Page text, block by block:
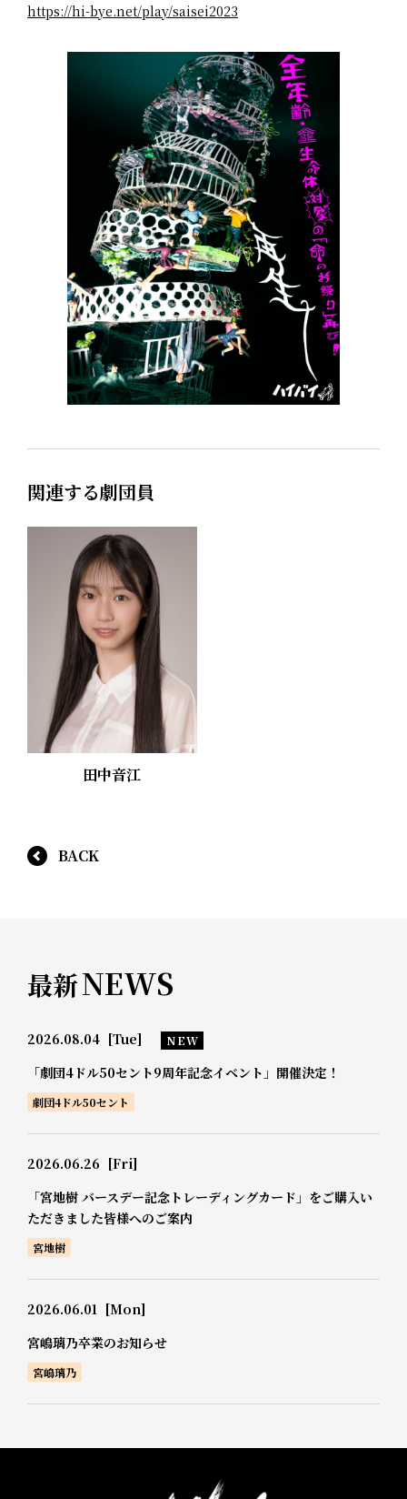
https://hi-bye.net/play/saisei2023
関連する劇団員
田中音江
BACK
最新NEWS
2026.08.04 [Tue] NEW
「劇団4ドル50セント9周年記念イベント」開催決定！
劇団4ドル50セント
2026.06.26 [Fri]
「宮地樹 バースデー記念トレーディングカード」をご購入い
ただきました皆様へのご案内
宮地樹
2026.06.01 [Mon]
宮嶋璃乃卒業のお知らせ
宮嶋璃乃